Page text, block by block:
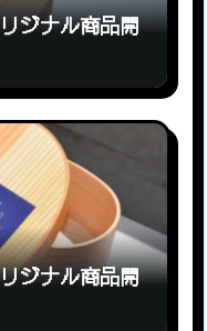
ジナル商品開
ジナル商品開